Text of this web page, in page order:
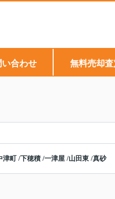
い合わせ 無料売却査
津町 /下穂積 /一津屋 /山田東 /真砂